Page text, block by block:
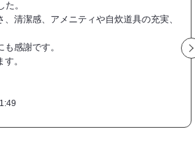
。
清潔感、アメニティや自炊道具の充実、
感謝です。
。